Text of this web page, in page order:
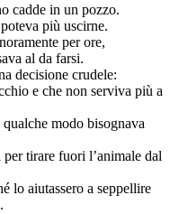
cadde in un pozzo.
più uscirne.
per ore,
al da farsi.
decisione crudele:
e che non serviva più a
modo bisognava
tirare fuori l’animale dal
lo aiutassero a seppellire